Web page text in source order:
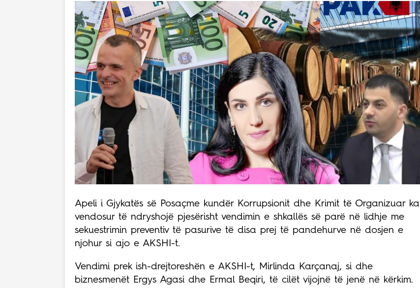
Apeli i Gjykatës së Posaçme kundër Korrupsionit dhe Krimit të Organizuar ka
vendosur të ndryshojë pjesërisht vendimin e shkallës së parë në lidhje me
sekuestrimin preventiv të pasurive të disa prej të pandehurve në dosjen e
njohur si ajo e AKSHI-t.
Vendimi prek ish-drejtoreshën e AKSHI-t, Mirlinda Karçanaj, si dhe
biznesmenët Ergys Agasi dhe Ermal Beqiri, të cilët vijojnë të jenë në kërkim.